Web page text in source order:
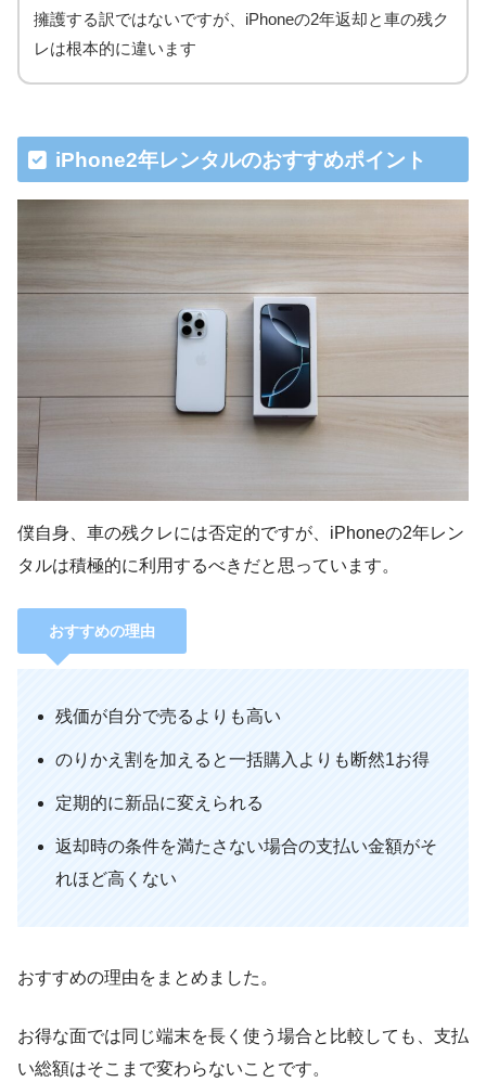
擁護する訳ではないですが、iPhoneの2年返却と車の残ク
レは根本的に違います
iPhone2年レンタルのおすすめポイント
僕自身、車の残クレには否定的ですが、iPhoneの2年レン
タルは積極的に利用するべきだと思っています。
おすすめの理由
残価が自分で売るよりも高い
のりかえ割を加えると一括購入よりも断然1お得
定期的に新品に変えられる
返却時の条件を満たさない場合の支払い金額がそ
れほど高くない
おすすめの理由をまとめました。
お得な面では同じ端末を長く使う場合と比較しても、支払
い総額はそこまで変わらないことです。